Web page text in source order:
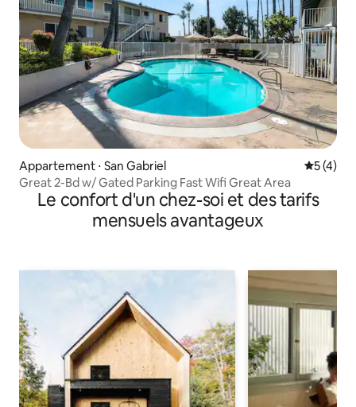
Appartement ⋅ San Gabriel
5 (4)
Great 2-Bd w/ Gated Parking Fast Wifi Great Area
Le confort d'un chez-soi et des tarifs
mensuels avantageux